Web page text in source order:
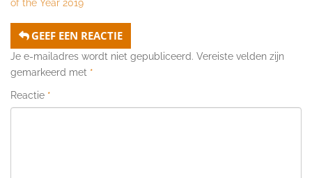
of the Year 2019
GEEF EEN REACTIE
Je e-mailadres wordt niet gepubliceerd. Vereiste velden zijn
gemarkeerd met *
Reactie *